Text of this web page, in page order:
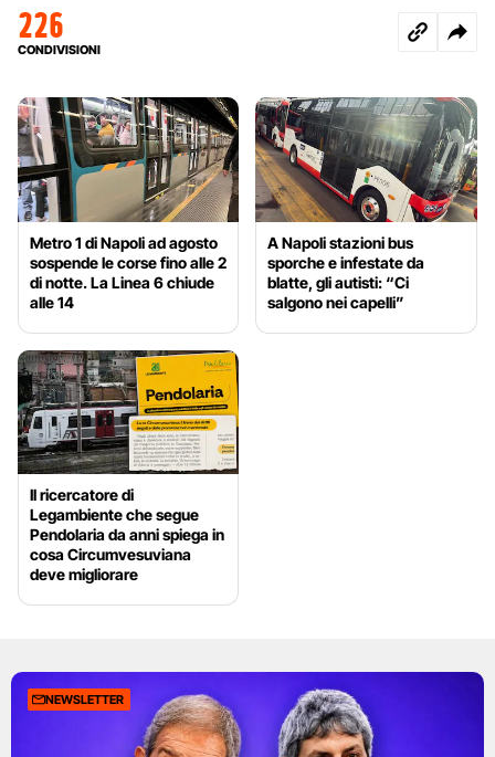
226
CONDIVISIONI
Metro 1 di Napoli ad agosto
sospende le corse fino alle 2
di notte. La Linea 6 chiude
alle 14
A Napoli stazioni bus
sporche e infestate da
blatte, gli autisti: “Ci
salgono nei capelli”
Il ricercatore di
Legambiente che segue
Pendolaria da anni spiega in
cosa Circumvesuviana
deve migliorare
NEWSLETTER